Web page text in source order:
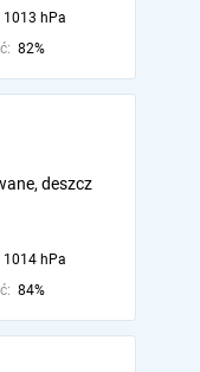
1013 hPa
82%
deszcz
1014 hPa
84%